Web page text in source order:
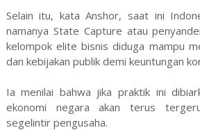
Selain itu, kata Anshor, saat ini
namanya State Capture atau
kelompok elite bisnis diduga mampu
dan kebijakan publik demi keuntungan
Ia menilai bahwa jika praktik ini
ekonomi negara akan terus
segelintir pengusaha.